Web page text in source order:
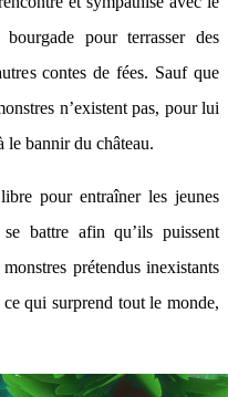
pour terrasser des
contes de fées. Sauf que
n’existent pas, pour lui
le bannir du château.
pour entraîner les jeunes
battre afin qu’ils puissent
prétendus inexistants
qui surprend tout le monde,